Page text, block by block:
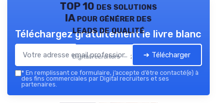
TOP 10 des solutions
IA pour générer des
leads de qualité
Digital recruiters — 2026
Téléchargez gratuitement le livre blanc
➔ Télécharger
* En remplissant ce formulaire, j’accepte d’être contacté(e) à
des fins commerciales par Digital recruiters et ses
partenaires.